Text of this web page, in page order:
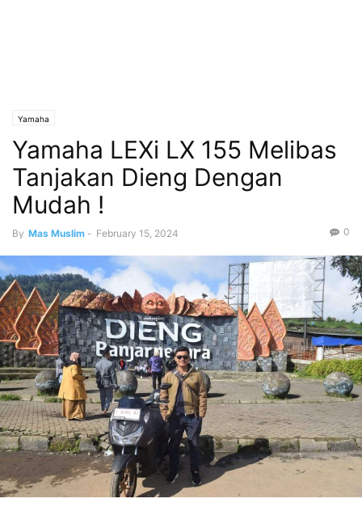
Yamaha
Yamaha LEXi LX 155 Melibas
Tanjakan Dieng Dengan
Mudah !
By Mas Muslim - February 15, 2024 0